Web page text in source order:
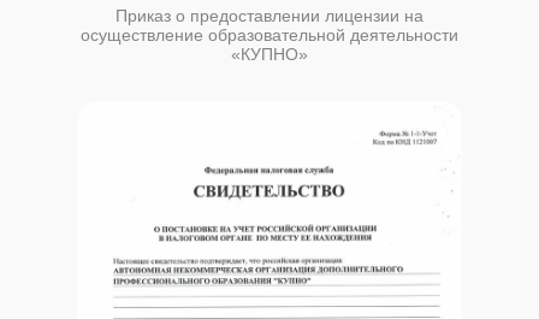
Приказ о предоставлении лицензии на
осуществление образовательной деятельности
«КУПНО»